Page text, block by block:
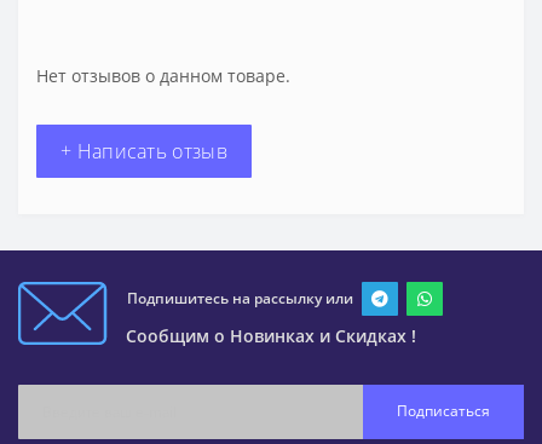
Нет отзывов о данном товаре.
+ Написать отзыв
Подпишитесь на рассылку или
Сообщим о Новинках и Скидках !
Подписаться